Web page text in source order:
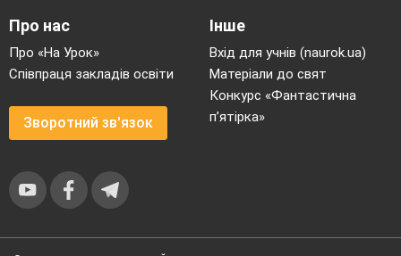
Про нас
Про «На Урок»
Співпраця закладів освіти
Зворотний зв'язок
Інше
Вхід для учнів (naurok.ua)
Матеріали до свят
Конкурс «Фантастична
п’ятірка»